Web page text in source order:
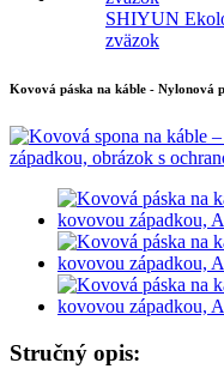
SHIYUN
zväzok
Kovová páska na káble - Nylonová
Stručný opis: